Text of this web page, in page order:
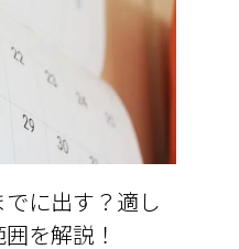
に出す？適し
を解説！